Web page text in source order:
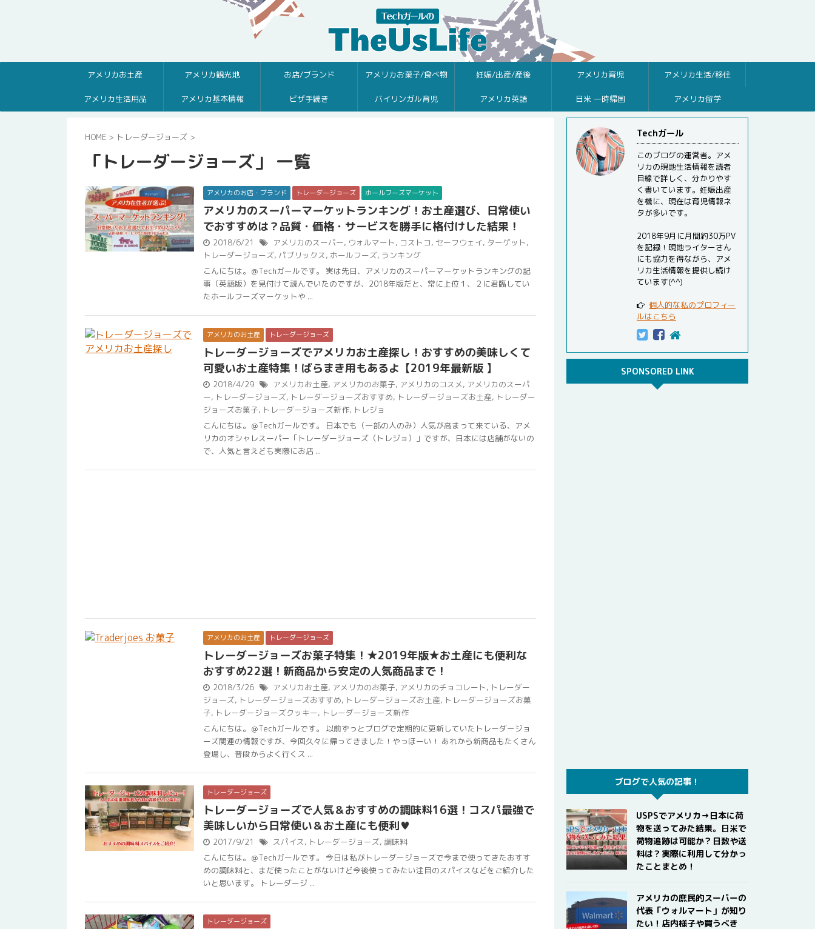
アメリカお土産 アメリカ観光地 お店/ブランド アメリカお菓子/食べ物 妊娠/出産/産後 アメリカ育児 アメリカ生活/移住
アメリカ生活用品 アメリカ基本情報 ビザ手続き バイリンガル育児 アメリカ英語 日米 一時帰国 アメリカ留学
HOME > トレーダージョーズ >
「トレーダージョーズ」 一覧
アメリカのお店・ブランド トレーダージョーズ ホールフーズマーケット
アメリカのスーパーマーケットランキング！お土産選び、日常使い
でおすすめは？品質・価格・サービスを勝手に格付けした結果！
2018/6/21 アメリカのスーパー, ウォルマート, コストコ, セーフウェイ, ターゲット,
トレーダージョーズ, パブリックス, ホールフーズ, ランキング
こんにちは。＠Techガールです。 実は先日、アメリカのスーパーマーケットランキングの記
事（英語版）を見付けて読んでいたのですが、2018年版だと、常に上位１、２に君臨してい
たホールフーズマーケットや ...
アメリカのお土産 トレーダージョーズ
トレーダージョーズでアメリカお土産探し！おすすめの美味しくて
可愛いお土産特集！ばらまき用もあるよ【2019年最新版 】
2018/4/29 アメリカお土産, アメリカのお菓子, アメリカのコスメ, アメリカのスーパ
ー, トレーダージョーズ, トレーダージョーズおすすめ, トレーダージョーズお土産, トレーダー
ジョーズお菓子, トレーダージョーズ新作, トレジョ
こんにちは。＠Techガールです。 日本でも（一部の人のみ）人気が高まって来ている、アメ
リカのオシャレスーパー「トレーダージョーズ（トレジョ）」ですが、日本には店舗がないの
で、人気と言えども実際にお店 ...
アメリカのお土産 トレーダージョーズ
トレーダージョーズお菓子特集！★2019年版★お土産にも便利な
おすすめ22選！新商品から安定の人気商品まで！
2018/3/26 アメリカお土産, アメリカのお菓子, アメリカのチョコレート, トレーダー
ジョーズ, トレーダージョーズおすすめ, トレーダージョーズお土産, トレーダージョーズお菓
子, トレーダージョーズクッキー, トレーダージョーズ新作
こんにちは。＠Techガールです。 以前ずっとブログで定期的に更新していたトレーダージョ
ーズ関連の情報ですが、今回久々に帰ってきました！やっほーい！ あれから新商品もたくさん
登場し、普段からよく行くス ...
トレーダージョーズ
トレーダージョーズで人気＆おすすめの調味料16選！コスパ最強で
美味しいから日常使い＆お土産にも便利♥
2017/9/21 スパイス, トレーダージョーズ, 調味料
こんにちは。＠Techガールです。 今日は私がトレーダージョーズで今まで使ってきたおすす
めの調味料と、まだ使ったことがないけど今後使ってみたい注目のスパイスなどをご紹介した
いと思います。 トレーダージ ...
トレーダージョーズ
Techガール
このブログの運営者。アメ
リカの現地生活情報を読者
目線で詳しく、分かりやす
く書いています。妊娠出産
を機に、現在は育児情報ネ
タが多いです。
2018年9月に月間約30万PV
を記録！現地ライターさん
にも協力を得ながら、アメ
リカ生活情報を提供し続け
ています(^^)
個人的な私のプロフィー
ルはこちら
SPONSORED LINK
ブログで人気の記事！
USPSでアメリカ→日本に荷
物を送ってみた結果。日米で
荷物追跡は可能か？日数や送
料は？実際に利用して分かっ
たことまとめ！
アメリカの庶民的スーパーの
代表「ウォルマート」が知り
たい！店内様子や買うべき